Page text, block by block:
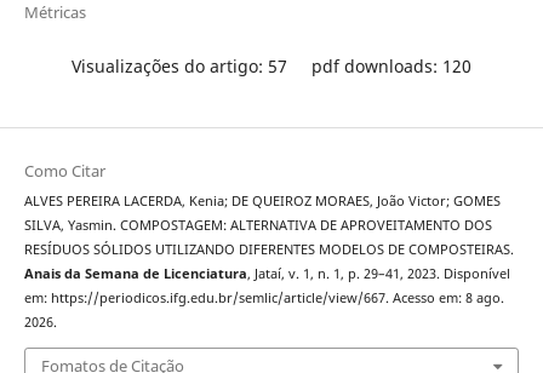
Métricas
Visualizações do artigo: 57 pdf downloads: 120
Como Citar
ALVES PEREIRA LACERDA, Kenia; DE QUEIROZ MORAES, João Victor; GOMES
SILVA, Yasmin. COMPOSTAGEM: ALTERNATIVA DE APROVEITAMENTO DOS
RESÍDUOS SÓLIDOS UTILIZANDO DIFERENTES MODELOS DE COMPOSTEIRAS.
Anais da Semana de Licenciatura, Jataí, v. 1, n. 1, p. 29–41, 2023. Disponível
em: https://periodicos.ifg.edu.br/semlic/article/view/667. Acesso em: 8 ago.
2026.
Fomatos de Citação